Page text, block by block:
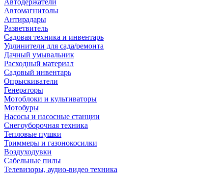
Автодержатели
Автомагнитолы
Антирадары
Разветвитель
Садовая техника и инвентарь
Удлинители для сада/ремонта
Дачный умывальник
Расходный материал
Садовый инвентарь
Опрыскиватели
Генераторы
Мотоблоки и культиваторы
Мотобуры
Насосы и насосные станции
Снегоуборочная техника
Тепловые пушки
Триммеры и газонокосилки
Воздуходувки
Сабельные пилы
Телевизоры, аудио-видео техника